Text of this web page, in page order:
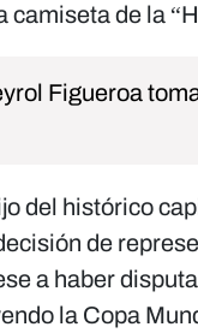
camiseta de la
Figueroa
del histórico
de
a haber
la Copa